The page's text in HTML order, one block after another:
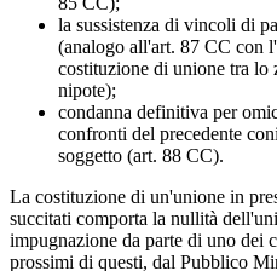
la sussistenza di vincoli di
(analogo all'art. 87 CC con
costituzione di unione tra lo
nipote);
condanna definitiva per
confronti del precedente
soggetto (art. 88 CC).
La costituzione di un'unione in
succitati comporta la nullità
impugnazione da parte di uno dei
prossimi di questi, dal Pubblico